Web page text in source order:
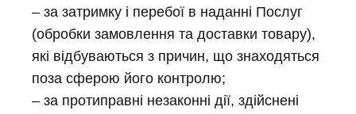
– за затримку і перебої в наданні Послуг
(обробки замовлення та доставки товару),
які відбуваються з причин, що знаходяться
поза сферою його контролю;
– за протиправні незаконні дії, здійснені